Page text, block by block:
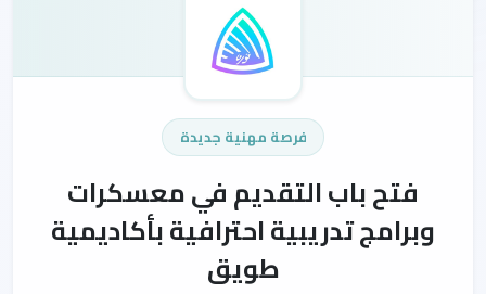
فرصة مهنية جديدة
فتح باب التقديم في معسكرات
وبرامج تدريبية احترافية بأكاديمية
طويق